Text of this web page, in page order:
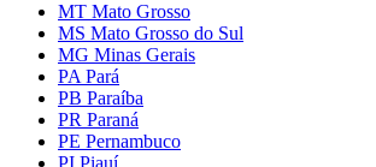
MT Mato Grosso
MS Mato Grosso do Sul
MG Minas Gerais
PA Pará
PB Paraíba
PR Paraná
PE Pernambuco